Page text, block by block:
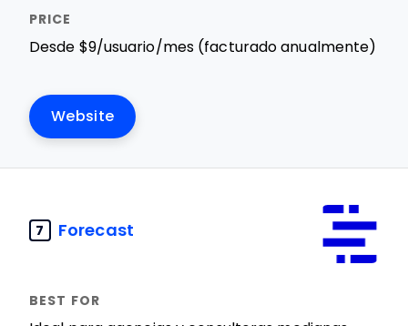
Desde $9/usuario/mes (facturado anualmente)
Website
7 Forecast